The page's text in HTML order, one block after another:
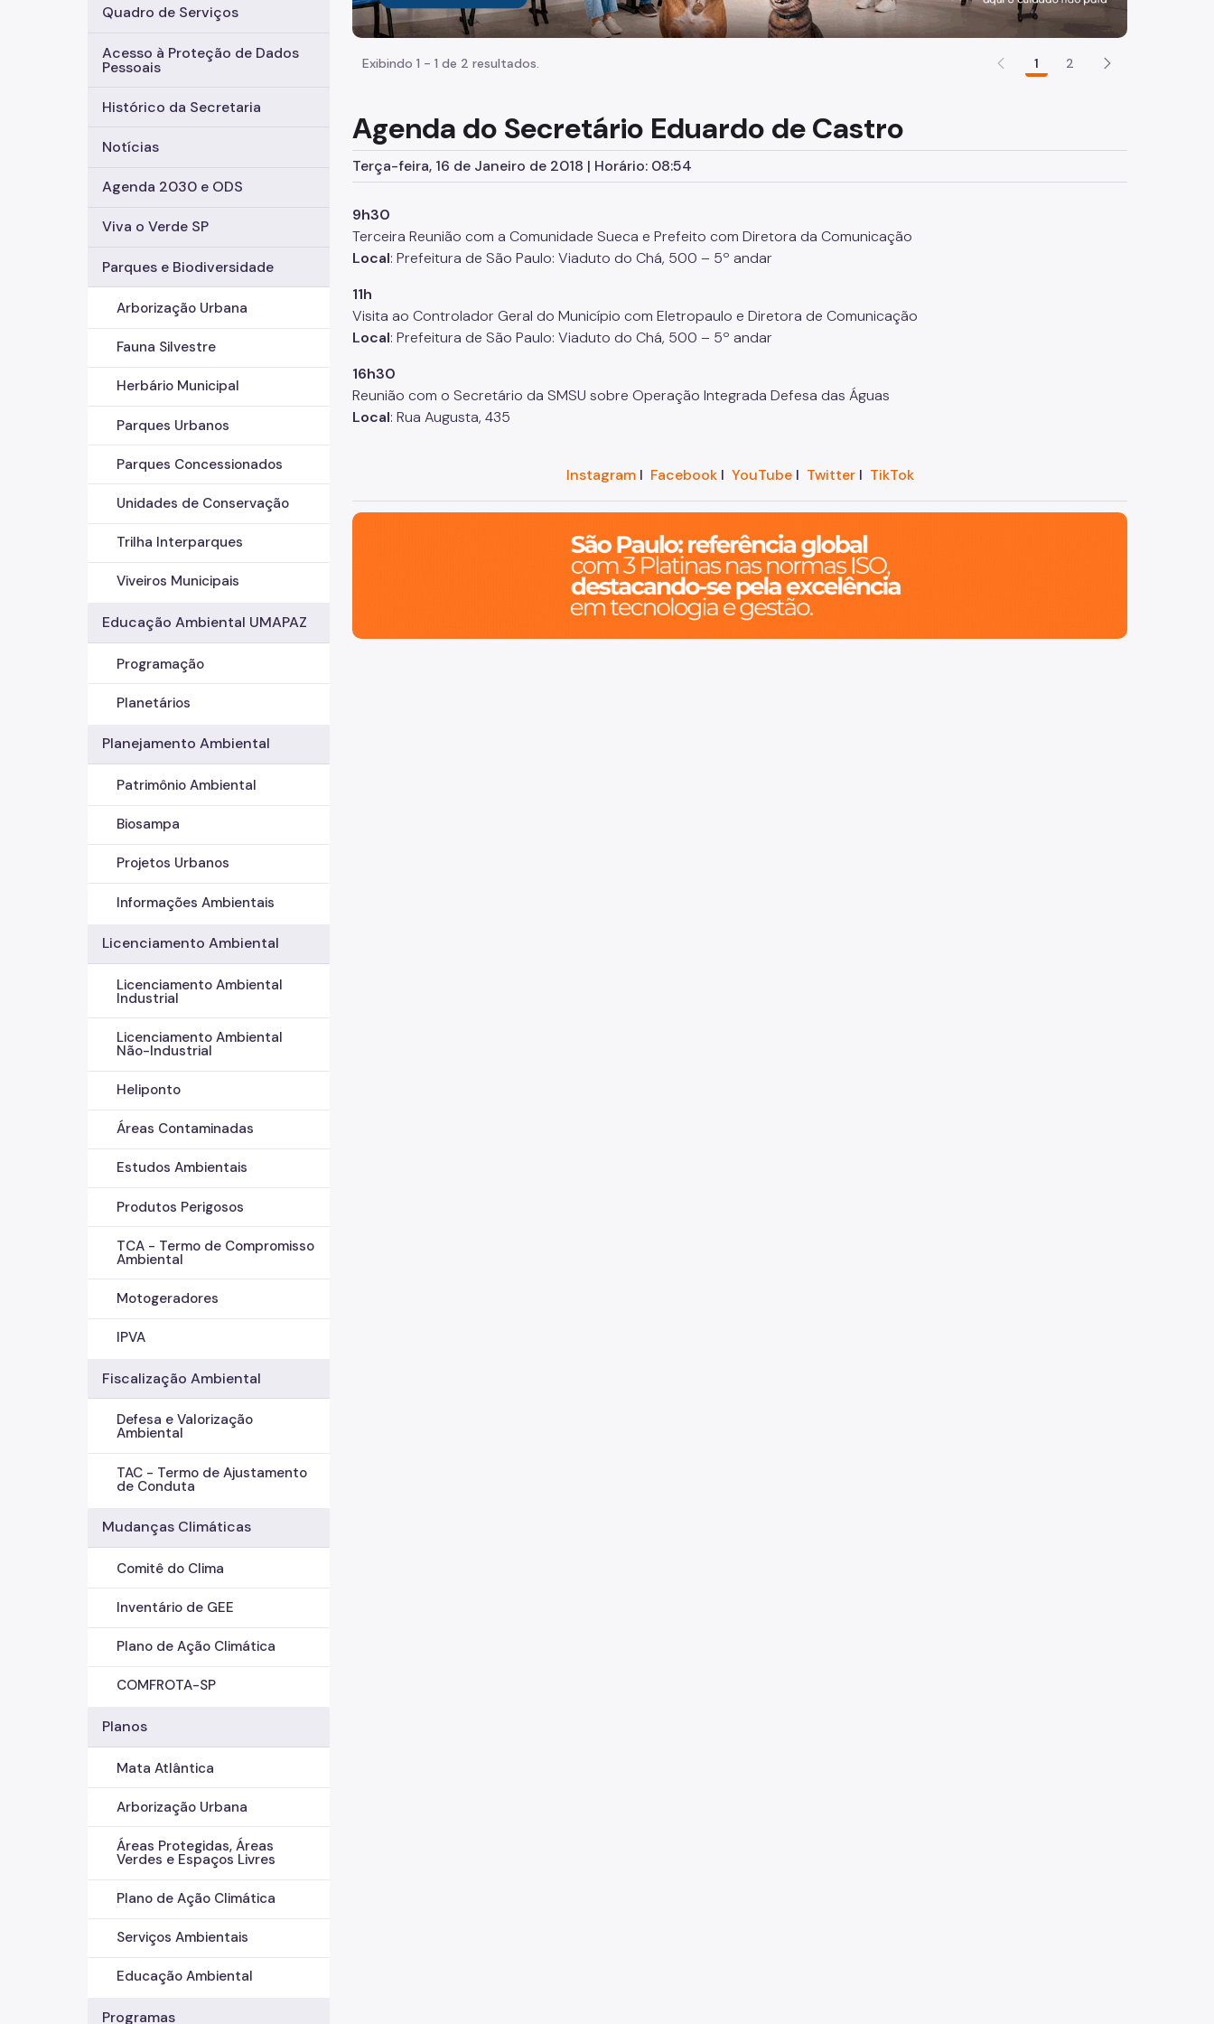
Quadro de Serviços
Acesso à Proteção de Dados
Pessoais
Histórico da Secretaria
Notícias
Agenda 2030 e ODS
Viva o Verde SP
Parques e Biodiversidade
Arborização Urbana
Fauna Silvestre
Herbário Municipal
Parques Urbanos
Parques Concessionados
Unidades de Conservação
Trilha Interparques
Viveiros Municipais
Educação Ambiental UMAPAZ
Programação
Planetários
Planejamento Ambiental
Patrimônio Ambiental
Biosampa
Projetos Urbanos
Informações Ambientais
Licenciamento Ambiental
Licenciamento Ambiental
Industrial
Licenciamento Ambiental
Não-Industrial
Heliponto
Áreas Contaminadas
Estudos Ambientais
Produtos Perigosos
TCA - Termo de Compromisso
Ambiental
Motogeradores
IPVA
Fiscalização Ambiental
Defesa e Valorização
Ambiental
TAC - Termo de Ajustamento
de Conduta
Mudanças Climáticas
Comitê do Clima
Inventário de GEE
Plano de Ação Climática
COMFROTA-SP
Planos
Mata Atlântica
Arborização Urbana
Áreas Protegidas, Áreas
Verdes e Espaços Livres
Plano de Ação Climática
Serviços Ambientais
Educação Ambiental
Programas
Exibindo 1 - 1 de 2 resultados. 1 2
Agenda do Secretário Eduardo de Castro
Terça-feira, 16 de Janeiro de 2018 | Horário: 08:54
9h30
Terceira Reunião com a Comunidade Sueca e Prefeito com Diretora da Comunicação
Local: Prefeitura de São Paulo: Viaduto do Chá, 500 – 5º andar
11h
Visita ao Controlador Geral do Município com Eletropaulo e Diretora de Comunicação
Local: Prefeitura de São Paulo: Viaduto do Chá, 500 – 5º andar
16h30
Reunião com o Secretário da SMSU sobre Operação Integrada Defesa das Águas
Local: Rua Augusta, 435
InstagramI FacebookI YouTubeI TwitterI TikTok
São Paulo, cidade inteligente, resiliente e sustentável